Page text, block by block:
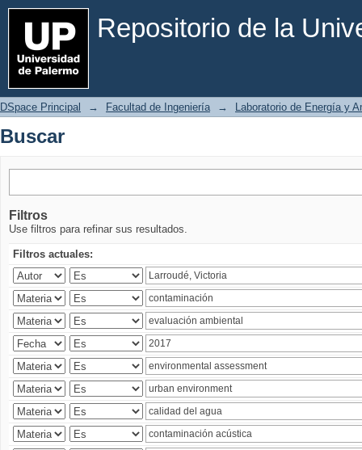
Repositorio de la
Buscar
DSpace Principal → Facultad de Ingeniería → Laboratorio de Energía y
Buscar
Filtros
Use filtros para refinar sus resultados.
Filtros actuales: